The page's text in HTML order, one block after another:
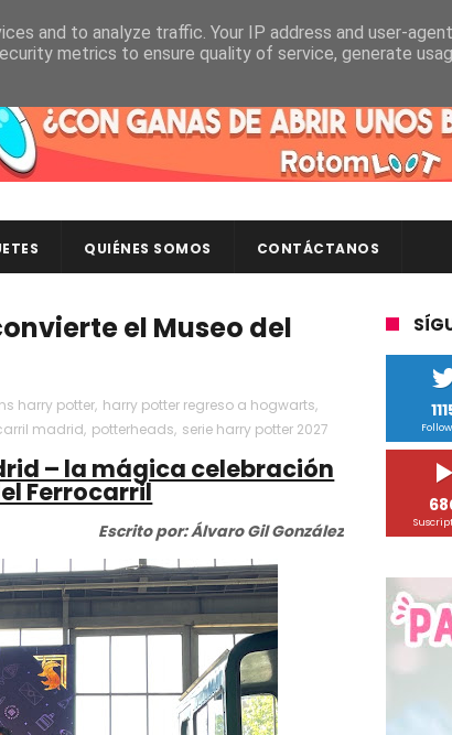
QUIÉNES SOMOS CONTÁCTANOS
el Museo del
harry potter, harry potter regreso a hogwarts,
madrid, potterheads, serie harry potter 2027
– la mágica celebración
Ferrocarril
Escrito por: Álvaro Gil González
and to analyze traffic. Your IP address and user-agent
metrics to ensure quality of service, generate